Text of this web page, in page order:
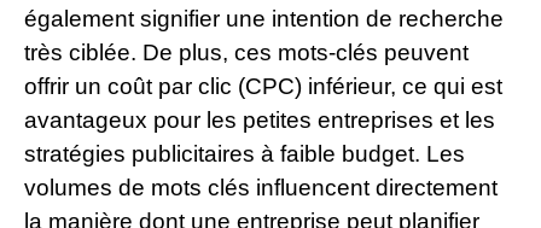
également signifier une intention de recherche
très ciblée. De plus, ces mots-clés peuvent
offrir un coût par clic (CPC) inférieur, ce qui est
avantageux pour les petites entreprises et les
stratégies publicitaires à faible budget. Les
volumes de mots clés influencent directement
la manière dont une entreprise peut planifier